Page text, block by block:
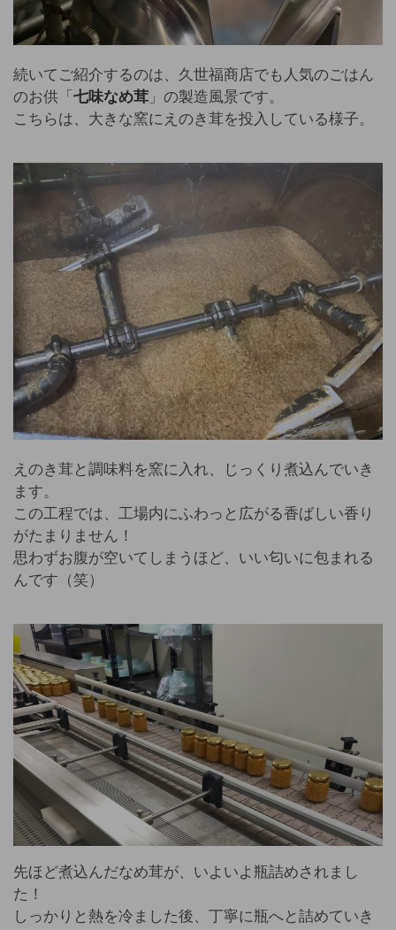
続いてご紹介するのは、久世福商店でも人気のごはん
のお供「 七味なめ茸 」の製造風景です。
こちらは、大きな窯にえのき茸を投入している様子。
えのき茸と調味料を窯に入れ、じっくり煮込んでいき
ます。
この工程では、工場内にふわっと広がる香ばしい香り
がたまりません！
思わずお腹が空いてしまうほど、いい匂いに包まれる
んです（笑）
先ほど煮込んだなめ茸が、いよいよ瓶詰めされまし
た！
しっかりと熱を冷ました後、丁寧に瓶へと詰めていき